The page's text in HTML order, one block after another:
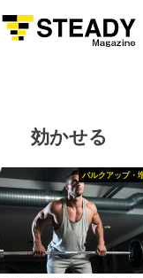
効かせる
バルクアップ・